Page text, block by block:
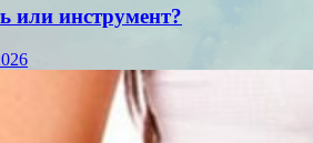
или инструмент?